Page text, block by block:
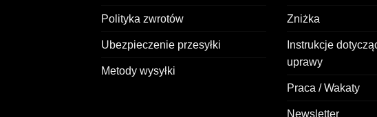
Polityka zwrotów
Ubezpieczenie przesyłki
Metody wysyłki
Zniżka
Instrukcje
uprawy
Praca / Wakaty
Newsletter